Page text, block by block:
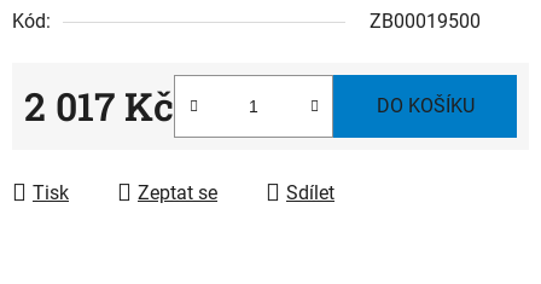
Kód:
ZB00019500
2 017 Kč DO KOŠÍKU
Tisk Zeptat se Sdílet